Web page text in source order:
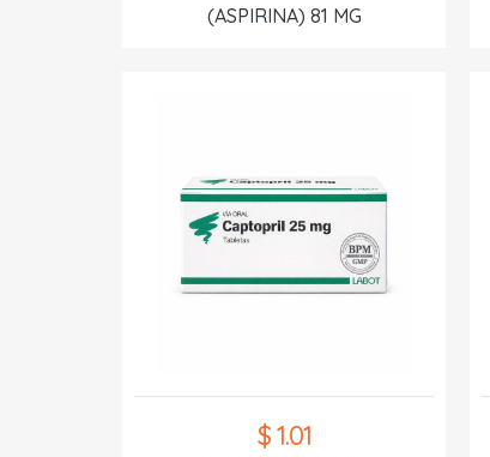
(ASPIRINA) 81 MG
$ 1.01